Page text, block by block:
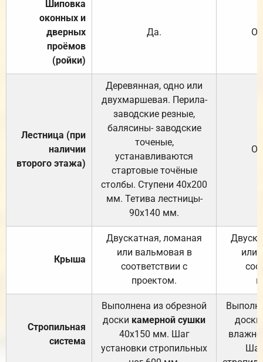
Шиповка
оконных и
дверных
проёмов
(ройки)
Да.
Лестница (при
наличии
второго этажа)
Деревянная, одно или
двухмаршевая. Перила-
заводские резные,
балясины- заводские
точеные,
устанавливаются
стартовые точёные
столбы. Ступени 40х200
мм. Тетива лестницы-
90х140 мм.
Крыша
Двускатная, ломаная
или вальмовая в
соответствии с
проектом.
или
Стропильная
система
Выполнена из обрезной
доски камерной сушки
40х150 мм. Шаг
установки стропильных
доски